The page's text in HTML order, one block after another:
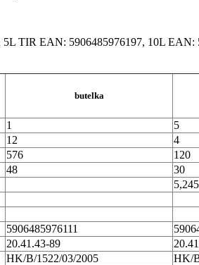
TIR EAN: 5906485976197, 10L
butelka
1 5
12
4
576 120
48
30
5,245
5906485976111
20.41.43-89
HK/B/1522/03/2005 HK/